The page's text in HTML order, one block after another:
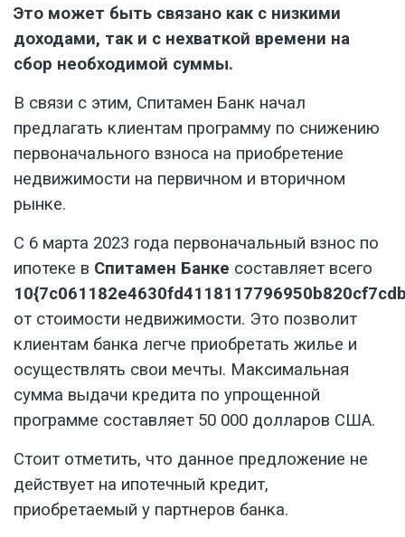
Это может быть связано как с низкими
доходами, так и с нехваткой времени на
сбор необходимой суммы.
В связи с этим, Спитамен Банк начал
предлагать клиентам программу по снижению
первоначального взноса на приобретение
недвижимости на первичном и вторичном
рынке.
С 6 марта 2023 года первоначальный взнос по
ипотеке в Спитамен Банке составляет всего
от стоимости недвижимости. Это позволит
клиентам банка легче приобретать жилье и
осуществлять свои мечты. Максимальная
сумма выдачи кредита по упрощенной
программе составляет 50 000 долларов США.
Стоит отметить, что данное предложение не
действует на ипотечный кредит,
приобретаемый у партнеров банка.